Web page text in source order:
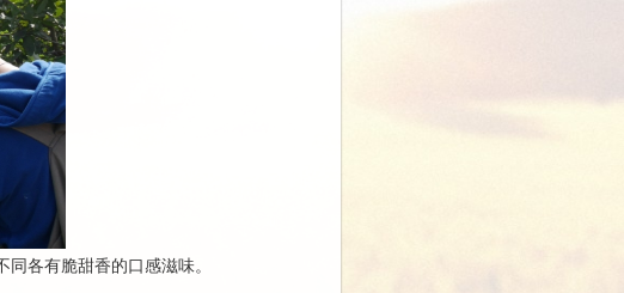
各有脆甜香的口感滋味。